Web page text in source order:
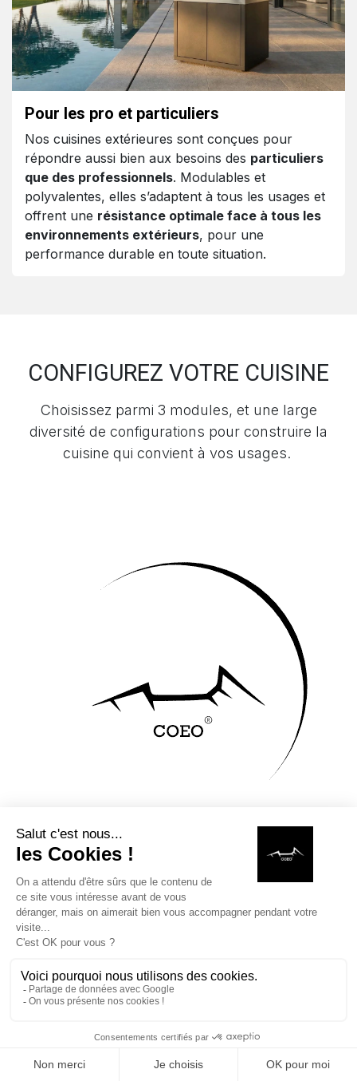
MAISON BOUTIQUE RECHERCHE LISTE DE SOUHAITS PANIER
Pour les pro et particuliers
Nos cuisines extérieures sont conçues pour
répondre aussi bien aux besoins des particuliers
que des professionnels. Modulables et
polyvalentes, elles s’adaptent à tous les usages et
offrent une résistance optimale face à tous les
environnements extérieurs, pour une
performance durable en toute situation.
CONFIGUREZ VOTRE CUISINE
Choisissez parmi 3 modules, et une large
diversité de configurations pour construire la
cuisine qui convient à vos usages.